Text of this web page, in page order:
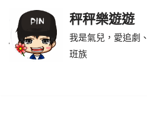
Skip
to
秤秤樂遊遊
我是氣兒，愛追劇
班族